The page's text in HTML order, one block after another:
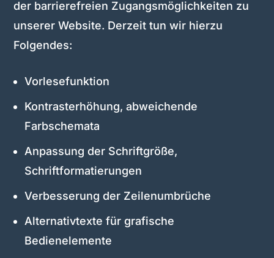
der barrierefreien Zugangsmöglichkeiten zu
unserer Website. Derzeit tun wir hierzu
Folgendes:
Vorlesefunktion
Kontrasterhöhung, abweichende
Farbschemata
Anpassung der Schriftgröße,
Schriftformatierungen
Verbesserung der Zeilenumbrüche
Alternativtexte für grafische
Bedienelemente